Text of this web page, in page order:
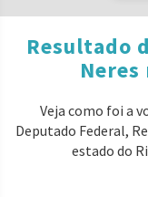
Resultado
Veja como foi a
Deputado Federal,
estado do